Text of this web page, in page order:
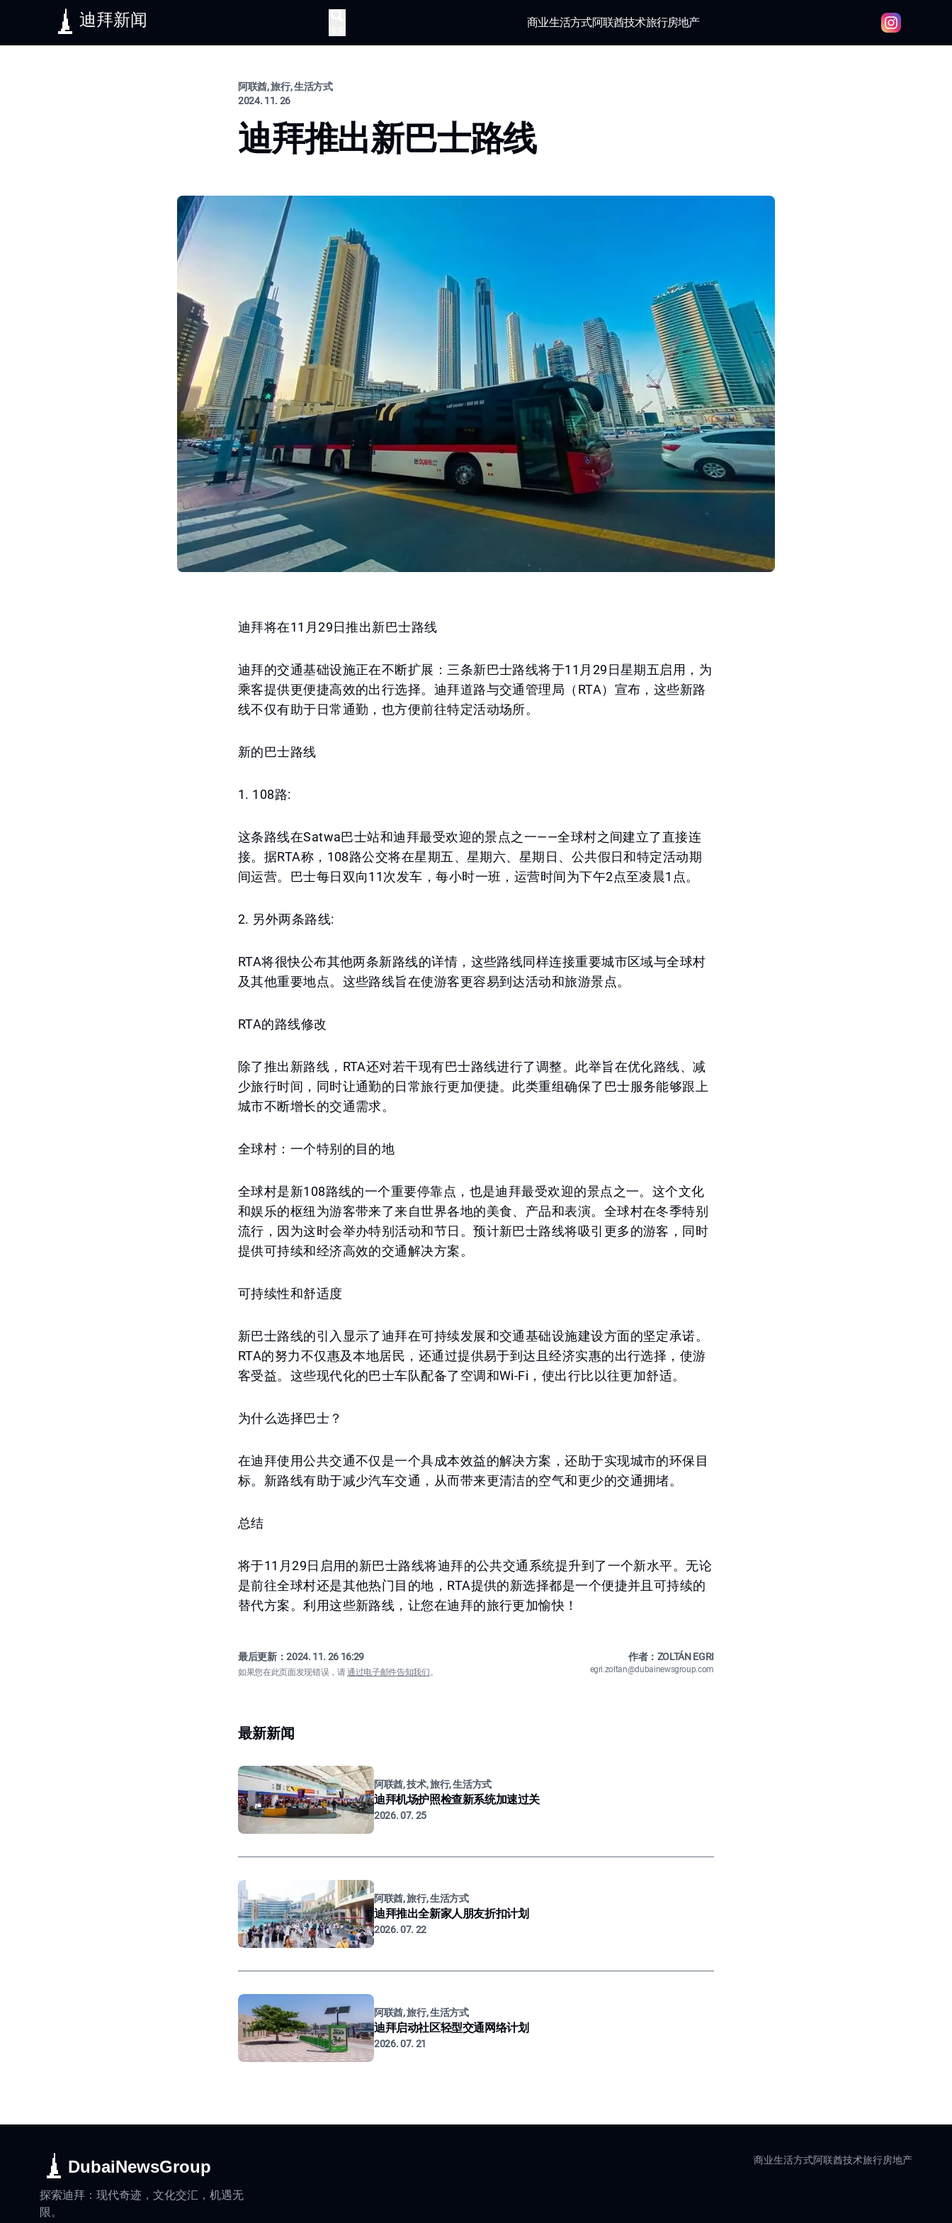
迪拜新闻 商业生活方式阿联酋技术旅行房地产
阿联酋, 旅行, 生活方式
2024. 11. 26
迪拜推出新巴士路线
迪拜将在11月29日推出新巴士路线
迪拜的交通基础设施正在不断扩展：三条新巴士路线将于11月29日星期五启用，为
乘客提供更便捷高效的出行选择。迪拜道路与交通管理局（RTA）宣布，这些新路
线不仅有助于日常通勤，也方便前往特定活动场所。
新的巴士路线
1. 108路:
这条路线在Satwa巴士站和迪拜最受欢迎的景点之一——全球村之间建立了直接连
接。据RTA称，108路公交将在星期五、星期六、星期日、公共假日和特定活动期
间运营。巴士每日双向11次发车，每小时一班，运营时间为下午2点至凌晨1点。
2. 另外两条路线:
RTA将很快公布其他两条新路线的详情，这些路线同样连接重要城市区域与全球村
及其他重要地点。这些路线旨在使游客更容易到达活动和旅游景点。
RTA的路线修改
除了推出新路线，RTA还对若干现有巴士路线进行了调整。此举旨在优化路线、减
少旅行时间，同时让通勤的日常旅行更加便捷。此类重组确保了巴士服务能够跟上
城市不断增长的交通需求。
全球村：一个特别的目的地
全球村是新108路线的一个重要停靠点，也是迪拜最受欢迎的景点之一。这个文化
和娱乐的枢纽为游客带来了来自世界各地的美食、产品和表演。全球村在冬季特别
流行，因为这时会举办特别活动和节日。预计新巴士路线将吸引更多的游客，同时
提供可持续和经济高效的交通解决方案。
可持续性和舒适度
新巴士路线的引入显示了迪拜在可持续发展和交通基础设施建设方面的坚定承诺。
RTA的努力不仅惠及本地居民，还通过提供易于到达且经济实惠的出行选择，使游
客受益。这些现代化的巴士车队配备了空调和Wi-Fi，使出行比以往更加舒适。
为什么选择巴士？
在迪拜使用公共交通不仅是一个具成本效益的解决方案，还助于实现城市的环保目
标。新路线有助于减少汽车交通，从而带来更清洁的空气和更少的交通拥堵。
总结
将于11月29日启用的新巴士路线将迪拜的公共交通系统提升到了一个新水平。无论
是前往全球村还是其他热门目的地，RTA提供的新选择都是一个便捷并且可持续的
替代方案。利用这些新路线，让您在迪拜的旅行更加愉快！
最后更新：2024. 11. 26 16:29
如果您在此页面发现错误，请通过电子邮件告知我们。
作者：ZOLTÁN EGRI
egri.zoltan@dubainewsgroup.com
最新新闻
阿联酋, 技术, 旅行, 生活方式
迪拜机场护照检查新系统加速过关
2026. 07. 25
阿联酋, 旅行, 生活方式
迪拜推出全新家人朋友折扣计划
2026. 07. 22
阿联酋, 旅行, 生活方式
迪拜启动社区轻型交通网络计划
2026. 07. 21
DubaiNewsGroup
探索迪拜：现代奇迹，文化交汇，机遇无
限。
商业生活方式阿联酋技术旅行房地产